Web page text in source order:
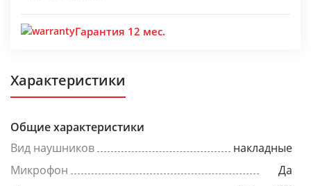
Гарантия 12 мес.
Характеристики
Общие характеристики
Вид наушников
накладные
Микрофон
Да